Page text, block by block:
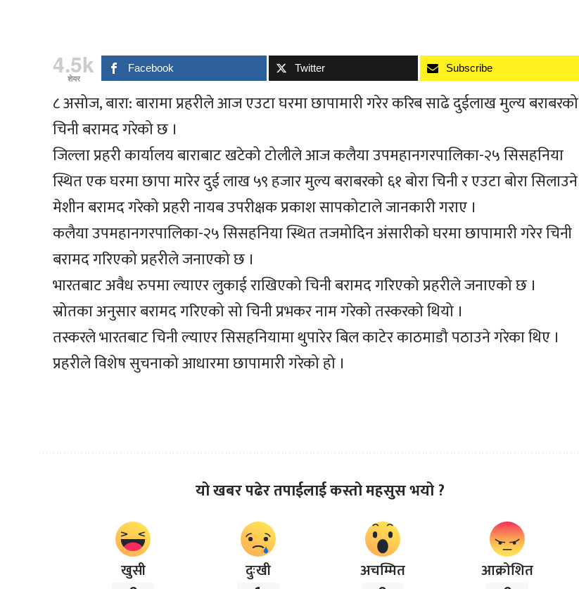
4.5k
शेयर
Facebook Twitter Subscribe
८ असोज, बारा: बारामा प्रहरीले आज एउटा घरमा छापामारी गरेर करिब साढे दुईलाख मुल्य बराबरको
चिनी बरामद गरेको छ ।
जिल्ला प्रहरी कार्यालय बाराबाट खटेको टोलीले आज कलैया उपमहानगरपालिका-२५ सिसहनिया
स्थित एक घरमा छापा मारेर दुई लाख ५९ हजार मुल्य बराबरको ६१ बोरा चिनी र एउटा बोरा सिलाउने
मेशीन बरामद गरेको प्रहरी नायब उपरीक्षक प्रकाश सापकोटाले जानकारी गराए ।
कलैया उपमहानगरपालिका-२५ सिसहनिया स्थित तजमोदिन अंसारीको घरमा छापामारी गरेर चिनी
बरामद गरिएको प्रहरीले जनाएको छ ।
भारतबाट अवैध रुपमा ल्याएर लुकाई राखिएको चिनी बरामद गरिएको प्रहरीले जनाएको छ ।
स्रोतका अनुसार बरामद गरिएको सो चिनी प्रभकर नाम गरेको तस्करको थियो ।
तस्करले भारतबाट चिनी ल्याएर सिसहनियामा थुपारेर बिल काटेर काठमाडौ पठाउने गरेका थिए ।
प्रहरीले विशेष सुचनाको आधारमा छापामारी गरेको हो ।
यो खबर पढेर तपाईलाई कस्तो महसुस भयो ?
खुसी दुःखी अचम्मित आक्रोशित